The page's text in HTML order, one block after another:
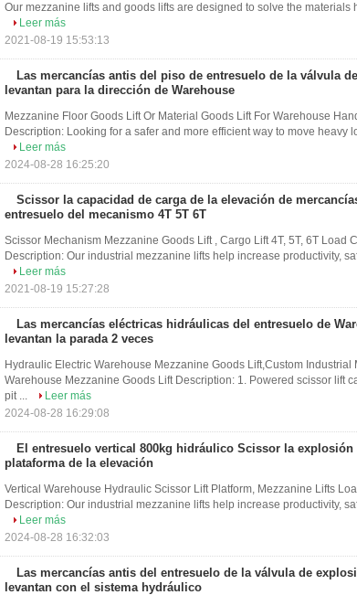
Our mezzanine lifts and goods lifts are designed to solve the materials
Leer más
2021-08-19 15:53:13
Las mercancías antis del piso de entresuelo de la válvula
levantan para la dirección de Warehouse
Mezzanine Floor Goods Lift Or Material Goods Lift For Warehouse
Description: Looking for a safer and more efficient way to move heavy
Leer más
2024-08-28 16:25:20
Scissor la capacidad de carga de la elevación de
entresuelo del mecanismo 4T 5T 6T
Scissor Mechanism Mezzanine Goods Lift , Cargo Lift 4T, 5T, 6T Load
Description: Our industrial mezzanine lifts help increase productivity,
Leer más
2021-08-19 15:27:28
Las mercancías eléctricas hidráulicas del entresuelo de
levantan la parada 2 veces
Hydraulic Electric Warehouse Mezzanine Goods Lift,Custom Industrial
Warehouse Mezzanine Goods Lift Description: 1. Powered scissor lift
pit ...
Leer más
2024-08-28 16:29:08
El entresuelo vertical 800kg hidráulico Scissor la explosión
plataforma de la elevación
Vertical Warehouse Hydraulic Scissor Lift Platform, Mezzanine Lifts
Description: Our industrial mezzanine lifts help increase productivity,
Leer más
2024-08-28 16:32:03
Las mercancías antis del entresuelo de la válvula de
levantan con el sistema hydráulico